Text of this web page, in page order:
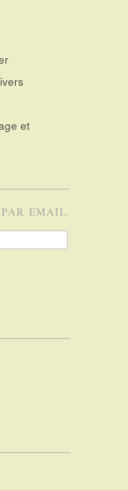
et
EMAIL.